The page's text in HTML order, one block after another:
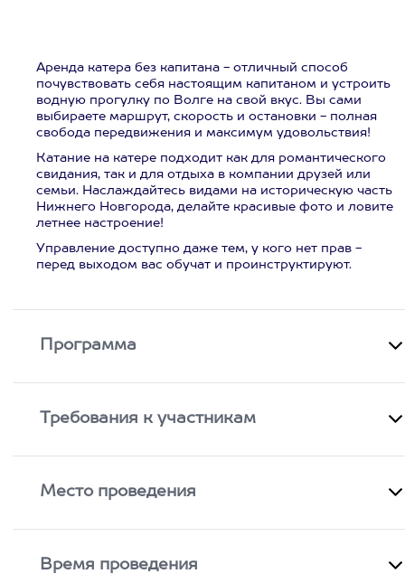
Аренда катера без капитана - отличный способ
почувствовать себя настоящим капитаном и устроить
водную прогулку по Волге на свой вкус. Вы сами
выбираете маршрут, скорость и остановки - полная
свобода передвижения и максимум удовольствия!
Катание на катере подходит как для романтического
свидания, так и для отдыха в компании друзей или
семьи. Наслаждайтесь видами на историческую часть
Нижнего Новгорода, делайте красивые фото и ловите
летнее настроение!
Управление доступно даже тем, у кого нет прав -
перед выходом вас обучат и проинструктируют.
Программа
Требования к участникам
Место проведения
Время проведения